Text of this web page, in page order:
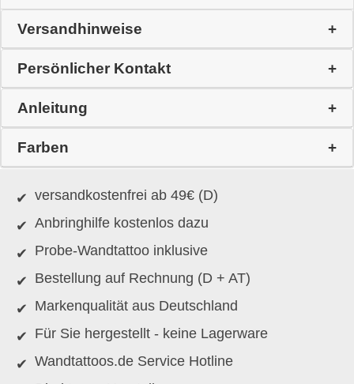
Versandhinweise
Persönlicher Kontakt
Anleitung
Farben
versandkostenfrei ab 49€ (D)
Anbringhilfe kostenlos dazu
Probe-Wandtattoo inklusive
Bestellung auf Rechnung (D + AT)
Markenqualität aus Deutschland
Für Sie hergestellt - keine Lagerware
Wandtattoos.de Service Hotline